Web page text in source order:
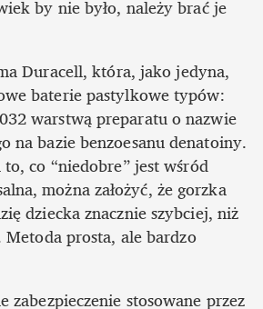
by nie było, należy brać je
Duracell, która, jako jedyna,
baterie pastylkowe typów:
warstwą preparatu o nazwie
na bazie benzoesanu denatoiny.
co “niedobre” jest wśród
można założyć, że gorzka
dziecka znacznie szybciej, niż
Metoda prosta, ale bardzo
stosowane przez